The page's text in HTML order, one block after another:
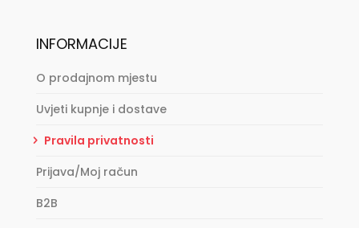
INFORMACIJE
O prodajnom mjestu
Uvjeti kupnje i dostave
Pravila privatnosti
Prijava/Moj račun
B2B